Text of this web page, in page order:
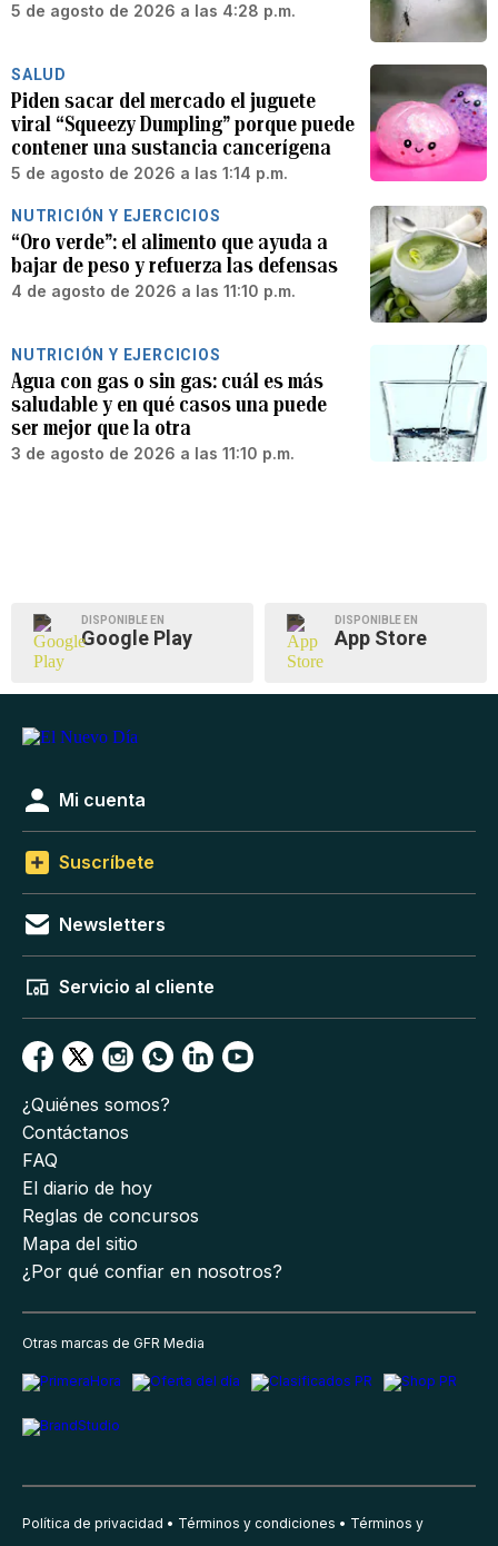
5 de agosto de 2026 a las 4:28 p.m.
SALUD
Piden sacar del mercado el juguete
viral “Squeezy Dumpling” porque puede
contener una sustancia cancerígena
5 de agosto de 2026 a las 1:14 p.m.
NUTRICIÓN Y EJERCICIOS
“Oro verde”: el alimento que ayuda a
bajar de peso y refuerza las defensas
4 de agosto de 2026 a las 11:10 p.m.
NUTRICIÓN Y EJERCICIOS
Agua con gas o sin gas: cuál es más
saludable y en qué casos una puede
ser mejor que la otra
3 de agosto de 2026 a las 11:10 p.m.
DISPONIBLE EN
Google Play
DISPONIBLE EN
App Store
Mi cuenta
Suscríbete
Newsletters
Servicio al cliente
¿Quiénes somos?
Contáctanos
FAQ
El diario de hoy
Reglas de concursos
Mapa del sitio
¿Por qué confiar en nosotros?
Otras marcas de GFR Media
Política de privacidad Términos y condiciones
Términos y